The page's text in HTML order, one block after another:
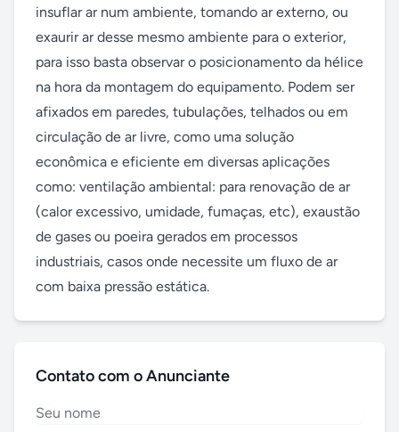
insuflar ar num ambiente, tomando ar externo, ou
exaurir ar desse mesmo ambiente para o exterior,
para isso basta observar o posicionamento da hélice
na hora da montagem do equipamento. Podem ser
afixados em paredes, tubulações, telhados ou em
circulação de ar livre, como uma solução
econômica e eficiente em diversas aplicações
como: ventilação ambiental: para renovação de ar
(calor excessivo, umidade, fumaças, etc), exaustão
de gases ou poeira gerados em processos
industriais, casos onde necessite um fluxo de ar
com baixa pressão estática.
Contato com o Anunciante